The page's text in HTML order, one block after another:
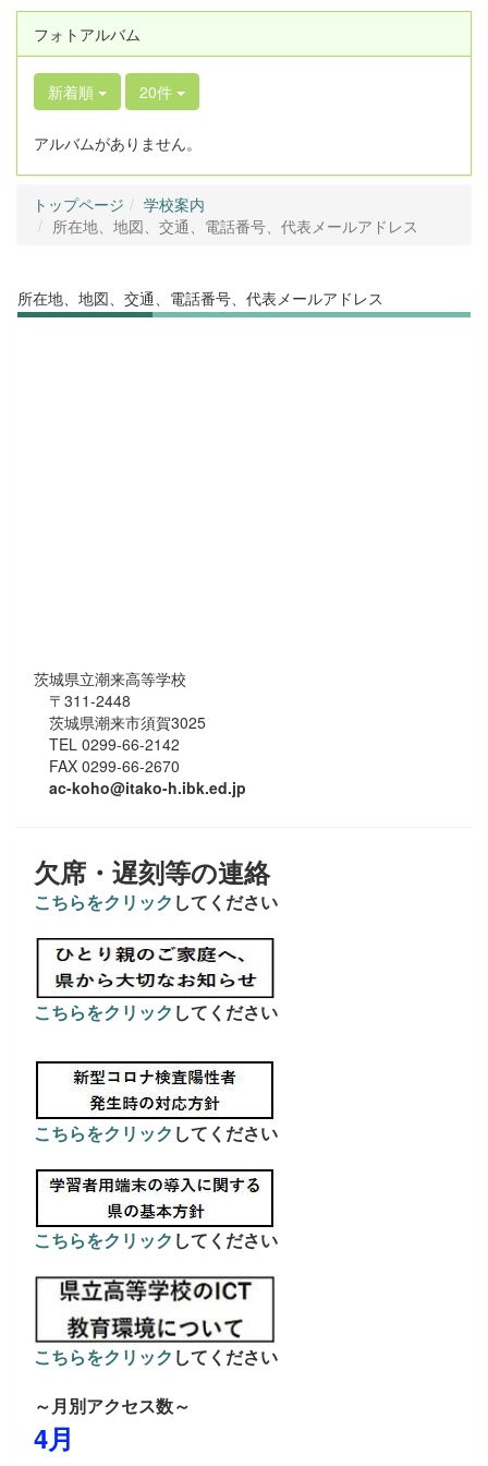
フォトアルバム
新着順 20件
アルバムがありません。
トップページ
学校案内
所在地、地図、交通、電話番号、代表メールアドレス
所在地、地図、交通、電話番号、代表メールアドレス
茨城県立潮来高等学校
〒311-2448
茨城県潮来市須賀3025
TEL 0299-66-2142
FAX 0299-66-2670
ac-koho@itako-h.ibk.ed.jp
欠席・遅刻等の連絡
こちらをクリック してください
こちらをクリック してください
こちらをクリック してください
こちらをクリック してください
こちらをクリック してください
～月別アクセス数～
4月